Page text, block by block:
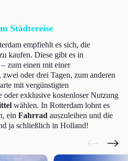
Städtereise
empfiehlt es sich, die
kaufen. Diese gibt es in
zum einen mit einer
zwei oder drei Tagen, zum anderen
mit vergünstigten
oder exklusive kostenloser Nutzung
wählen. In Rotterdam lohnt es
ein Fahrrad auszuleihen und die
ja schließlich in Holland!